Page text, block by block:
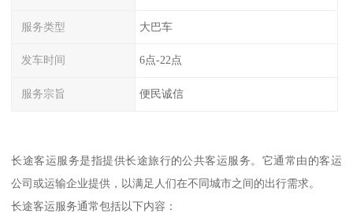
服务类型 大巴车
发车时间 6点-22点
服务宗旨 便民诚信
长途客运服务是指提供长途旅行的公共客运服务。它通常由的客运
公司或运输企业提供，以满足人们在不同城市之间的出行需求。
长途客运服务通常包括以下内容：